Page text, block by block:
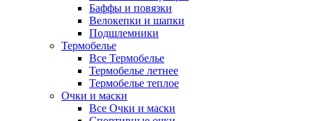
Баффы и повязки
Велокепки и шапки
Подшлемники
Термобелье
Все Термобелье
Термобелье летнее
Термобелье теплое
Очки и маски
Все Очки и маски